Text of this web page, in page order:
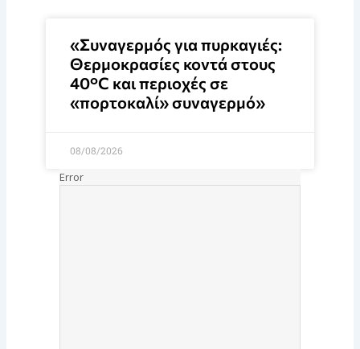
«Συναγερμός για πυρκαγιές:
Θερμοκρασίες κοντά στους
40°C και περιοχές σε
«πορτοκαλί» συναγερμό»
08/08/2026